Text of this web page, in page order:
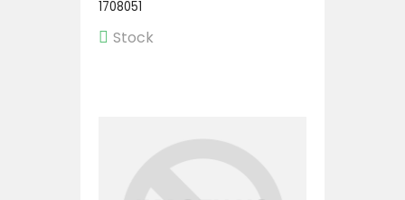
1708051
Stock